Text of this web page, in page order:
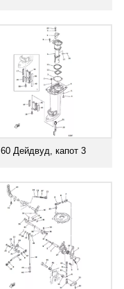
60 Дейдвуд, капот 3